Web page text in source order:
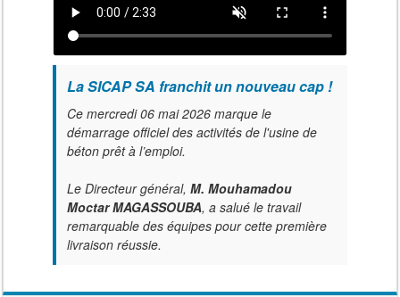
La SICAP SA franchit un nouveau cap !
Ce mercredi 06 mai 2026 marque le
démarrage officiel des activités de l'usine de
béton prêt à l’emploi.
Le Directeur général, M. Mouhamadou
Moctar MAGASSOUBA, a salué le travail
remarquable des équipes pour cette première
livraison réussie.